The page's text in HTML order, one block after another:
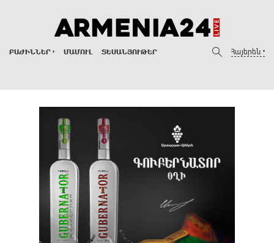
ԲԱԺԻՆՆԵՐ ՄԱՄՈՒԼ ՏԵՍԱՆՅՈՒԹԵՐ Հայերեն